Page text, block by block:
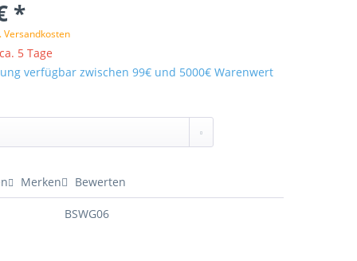
*
Versandkosten
5 Tage
verfügbar zwischen 99€ und 5000€ Warenwert
Merken Bewerten
BSWG06